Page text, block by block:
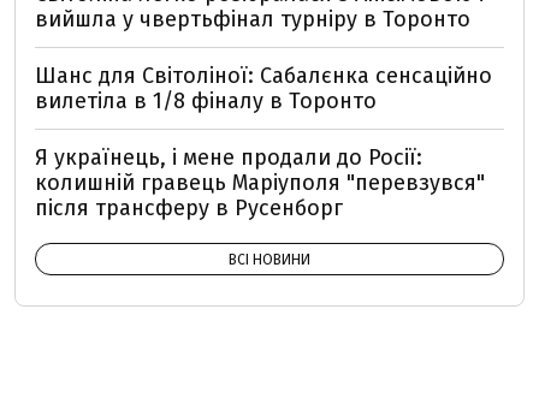
вийшла у чвертьфінал турніру в Торонто
Шанс для Світоліної: Сабалєнка сенсаційно
вилетіла в 1/8 фіналу в Торонто
Я українець, і мене продали до Росії:
колишній гравець Маріуполя "перевзувся"
після трансферу в Русенборг
ВСІ НОВИНИ